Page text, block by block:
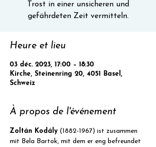
Trost in einer unsicheren und
gefährdeten Zeit vermitteln.
Heure et lieu
03 déc. 2023, 17:00 – 18:30
Kirche, Steinenring 20, 4051 Basel,
Schweiz
À propos de l'événement
Zoltán Kodály (1882-1967) ist zusammen
mit Bela Bartok, mit dem er eng befreundet